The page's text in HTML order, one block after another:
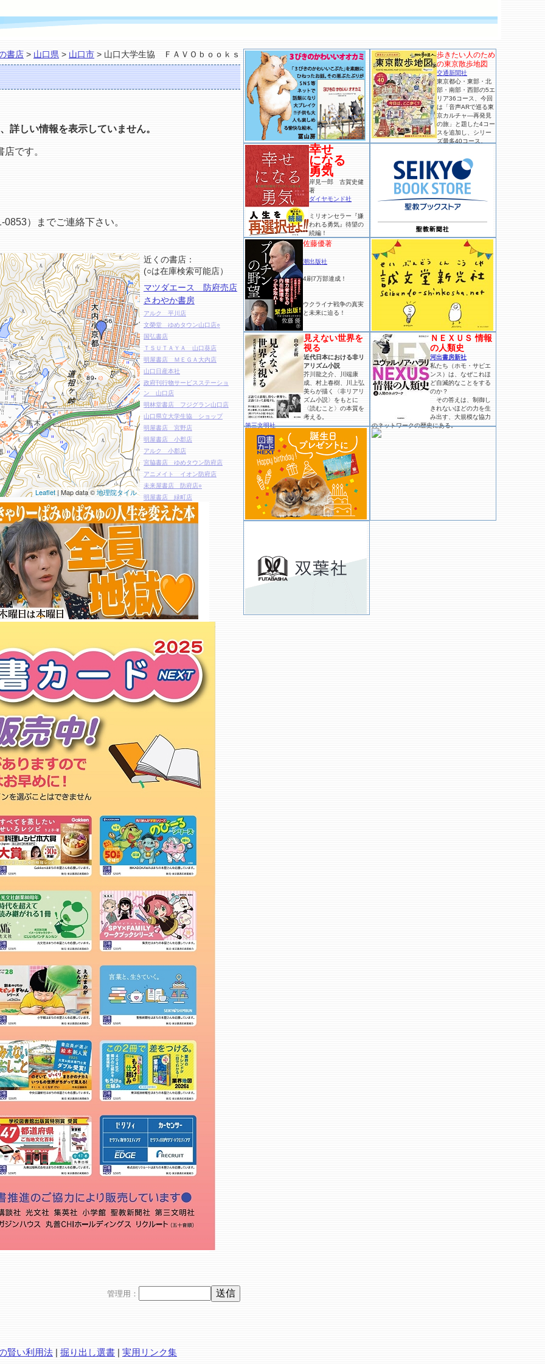
書店 > 山口県 > 山口市 > 山口大学生協 ＦＡＶＯｂｏｏｋｓ
詳しい情報を表示していません。
です。
）までご連絡下さい。
Leaflet| Map data ©地理院タイル
近くの書店：
(○は在庫検索可能店）
マツダエース 防府売店
さわやか書房
アルク 平川店
文榮堂 ゆめタウン山口店○
国弘書店
ＴＳＵＴＡＹＡ 山口葵店
明屋書店 ＭＥＧＡ大内店
山口日産本社
政府刊行物サービスステーショ
ン 山口店
明林堂書店 フジグラン山口店
山口県立大学生協 ショップ
明屋書店 宮野店
明屋書店 小郡店
アルク 小郡店
宮脇書店 ゆめタウン防府店
アニメイト イオン防府店
未来屋書店 防府店○
明屋書店 緑町店
アルク 三田尻店
アルク 中関店
ウン防府店
トレンド書店 防府今宿店
東京書店 山口宇部店
文榮堂 サンパークあじす店
山口宇部医療センター 売店
明屋書店 東岐波店
伊藤書店
丸久 アトラス萩店
斉藤文陽堂
明屋書店 萩店
サンリブ 萩店
山口大学生協 工学部ショップ
管理用：
賢い利用法 | 掘り出し選書 | 実用リンク集
歩きたい人のため
の東京散歩地図
交通新聞社
東京都心・東部・北
部・南部・西部の5エ
リア36コース、今回
は「音声ARで巡る東
京カルチャ―再発見
の旅」と題した4コー
スを追加し、シリー
ズ最多40コース。
幸せ
になる
勇気
岸見一郎 古賀史健
著
ダイヤモンド社
ミリオンセラー『嫌
われる勇気』待望の
続編！
佐藤優著
潮出版社
4刷7万部達成！
ウクライナ戦争の真実
と未来に迫る！
見えない世界を
視る
近代日本における非リ
アリズム小説
芥川龍之介、川端康
成、村上春樹、川上弘
美らが描く〈非リアリ
ズム小説〉をもとに
〈読むこと〉の本質を
考える。
第三文明社
ＮＥＸＵＳ 情報
の人類史
河出書房新社
私たち（ホモ・サピエ
ンス）は、なぜこれほ
ど自滅的なことをする
のか？
その答えは、制御し
きれないほどの力を生
み出す、大規模な協力
のネットワークの歴史にある。